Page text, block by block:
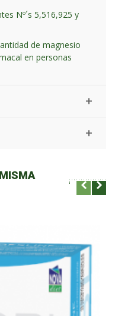
Nº´s 5,516,925 y
de magnesio
en personas